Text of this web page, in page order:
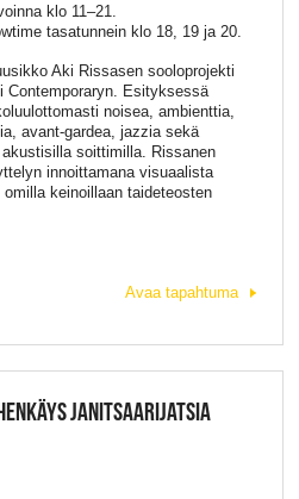
klo 11–21.
tasatunnein klo 18, 19 ja 20.
Aki Rissasen sooloprojekti
Contemporaryn. Esityksessä
noisea, ambienttia,
avant-gardea, jazzia sekä
soittimilla. Rissanen
innoittamana visuaalista
keinoillaan taideteosten
Avaa tapahtuma
JANITSAARIJATSIA